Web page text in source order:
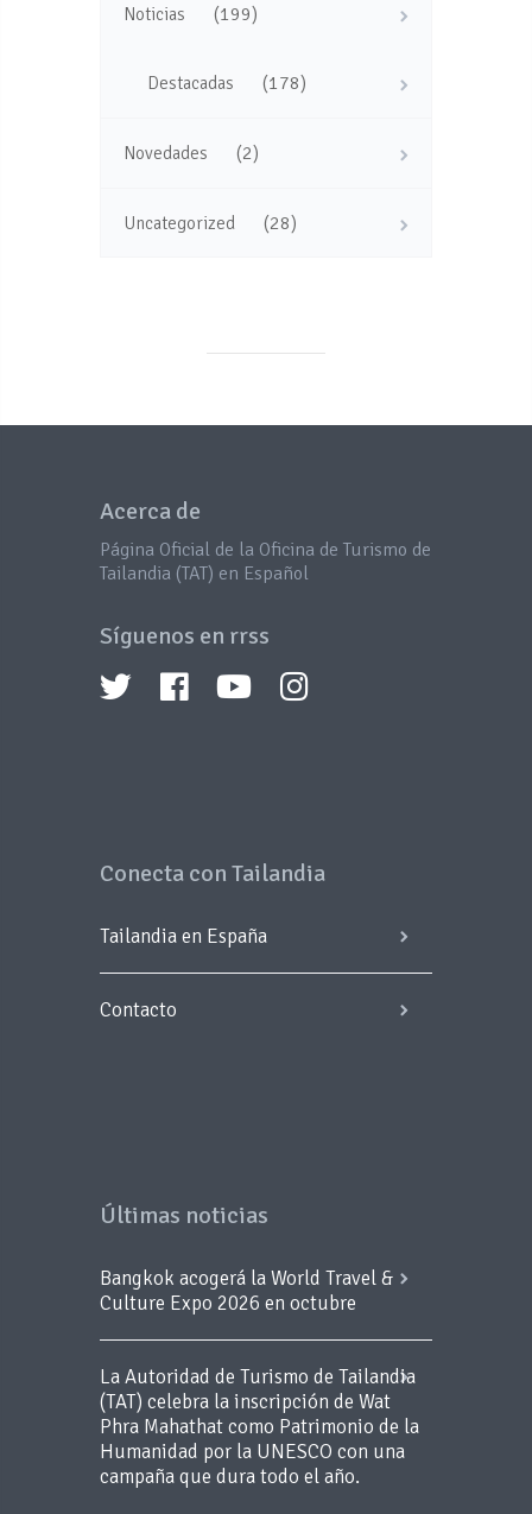
Noticias (199)
Destacadas (178)
Novedades (2)
Uncategorized (28)
Acerca de
Página Oficial de la Oficina de Turismo de
Tailandia (TAT) en Español
Síguenos en rrss
Conecta con Tailandia
Tailandia en España
Contacto
Últimas noticias
Bangkok acogerá la World Travel &
Culture Expo 2026 en octubre
La Autoridad de Turismo de Tailandia
(TAT) celebra la inscripción de Wat
Phra Mahathat como Patrimonio de la
Humanidad por la UNESCO con una
campaña que dura todo el año.